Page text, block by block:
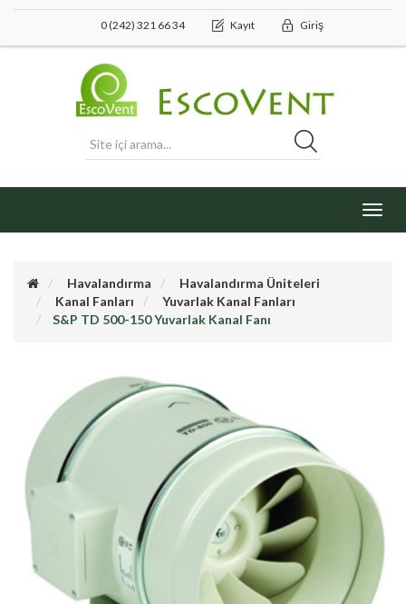
0 (242) 321 66 34 Kayıt Giriş
Havalandırma
Havalandırma Üniteleri
Kanal Fanları
Yuvarlak Kanal Fanları
S&P TD 500-150 Yuvarlak Kanal Fanı